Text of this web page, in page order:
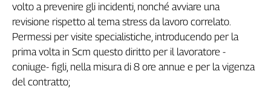
Le
trasmissioni
tv
Work
in
Progress
volto a prevenire gli incidenti, nonché avviare una
revisione rispetto al tema stress da lavoro correlato.
Permessi per visite specialistiche, introducendo per la
prima volta in Scm questo diritto per il lavoratore -
coniuge- figli, nella misura di 8 ore annue e per la vigenza
del contratto;